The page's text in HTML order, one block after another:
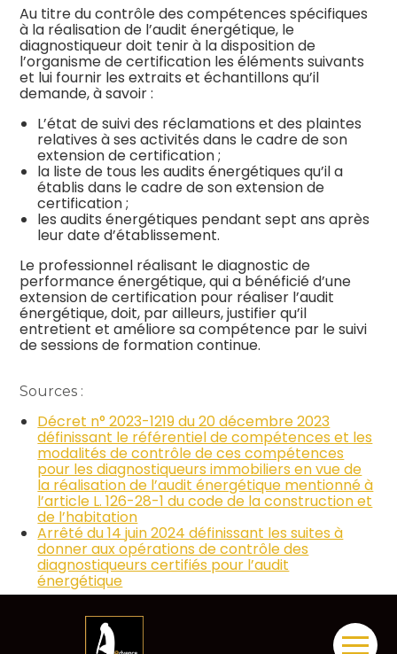
Au titre du contrôle des compétences spécifiques
à la réalisation de l’audit énergétique, le
diagnostiqueur doit tenir à la disposition de
l’organisme de certification les éléments suivants
et lui fournir les extraits et échantillons qu’il
demande, à savoir :
L’état de suivi des réclamations et des plaintes
relatives à ses activités dans le cadre de son
extension de certification ;
la liste de tous les audits énergétiques qu’il a
établis dans le cadre de son extension de
certification ;
les audits énergétiques pendant sept ans après
leur date d’établissement.
Le professionnel réalisant le diagnostic de
performance énergétique, qui a bénéficié d’une
extension de certification pour réaliser l’audit
énergétique, doit, par ailleurs, justifier qu’il
entretient et améliore sa compétence par le suivi
de sessions de formation continue.
Sources :
Décret n° 2023-1219 du 20 décembre 2023
définissant le référentiel de compétences et les
modalités de contrôle de ces compétences
pour les diagnostiqueurs immobiliers en vue de
la réalisation de l’audit énergétique mentionné à
l’article L. 126-28-1 du code de la construction et
de l’habitation
Arrêté du 14 juin 2024 définissant les suites à
donner aux opérations de contrôle des
diagnostiqueurs certifiés pour l’audit
énergétique
Diagnostiqueurs immobiliers : une extension de
certification pour l’audit énergétique ?